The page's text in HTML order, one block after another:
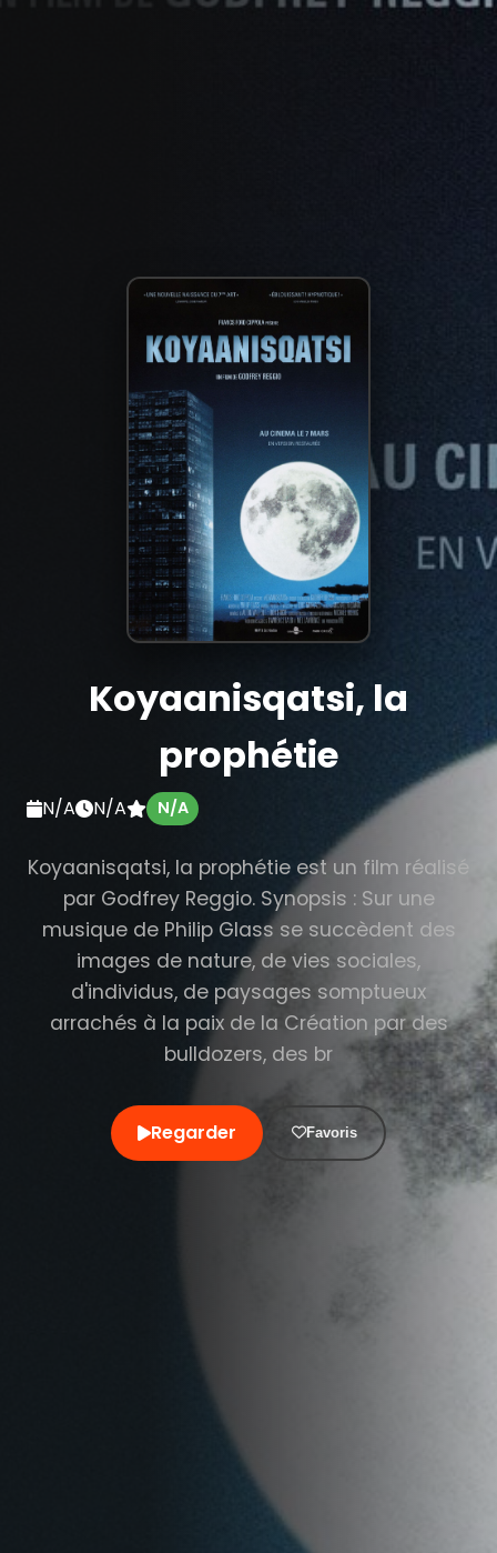
Koyaanisqatsi, la
prophétie
N/A N/A N/A
Koyaanisqatsi, la prophétie est un film réalisé
par Godfrey Reggio. Synopsis : Sur une
musique de Philip Glass se succèdent des
images de nature, de vies sociales,
d'individus, de paysages somptueux
arrachés à la paix de la Création par des
bulldozers, des br
Regarder Favoris